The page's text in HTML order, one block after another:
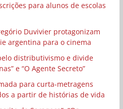
para alunos de escolas
Duvivier protagonizam
argentina para o cinema
distributivismo e divide
e “O Agente Secreto”
para curta-metragens
a partir de histórias de vida